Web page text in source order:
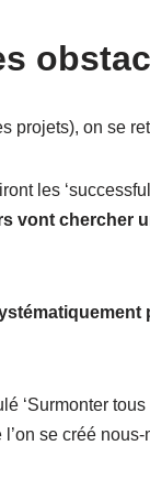
on se
les
vont chercher
‘Surmonter
se créé